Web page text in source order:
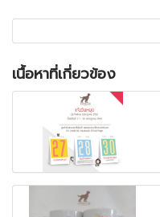
เนื้อหาที่เกี่ยวข้อง